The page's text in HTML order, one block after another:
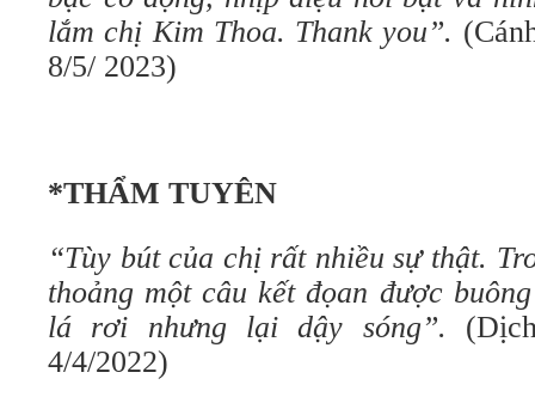
lắm chị Kim Thoa. Thank you”.
8/5/ 2023)
*THẨM TUYÊN
“Tùy bút của chị rất nhiều sự thật.
thoảng một câu kết đọan được
lá rơi nhưng lại dậy sóng”.
4/4/2022)